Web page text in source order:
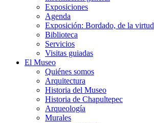
Exposiciones
Agenda
Exposición: Bordado, de la virtud
Biblioteca
Servicios
Visitas guiadas
El Museo
Quiénes somos
Arquitectura
Historia del Museo
Historia de Chapultepec
Arqueología
Murales